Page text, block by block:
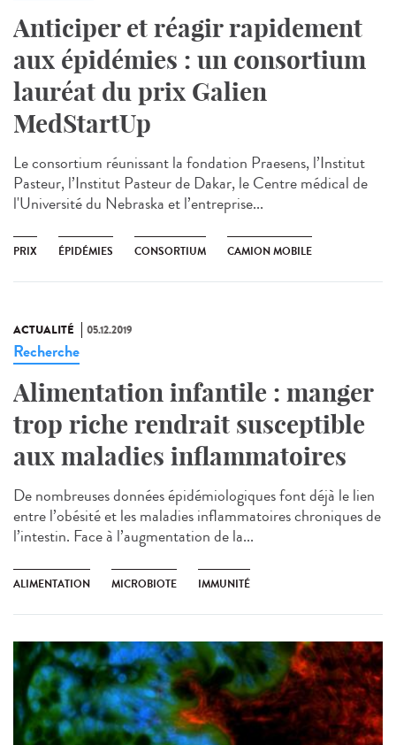
Anticiper et réagir rapidement
aux épidémies : un consortium
lauréat du prix Galien
MedStartUp
Le consortium réunissant la fondation Praesens, l’Institut
Pasteur, l’Institut Pasteur de Dakar, le Centre médical de
l'Université du Nebraska et l’entreprise...
PRIX ÉPIDÉMIES CONSORTIUM CAMION MOBILE
ACTUALITÉ 05.12.2019
Recherche
Alimentation infantile : manger
trop riche rendrait susceptible
aux maladies inflammatoires
De nombreuses données épidémiologiques font déjà le lien
entre l’obésité et les maladies inflammatoires chroniques de
l’intestin. Face à l’augmentation de la...
ALIMENTATION MICROBIOTE IMMUNITÉ